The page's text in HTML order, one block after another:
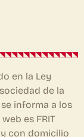
en la Ley
de la
informa a los
es FRIT
y con domicilio